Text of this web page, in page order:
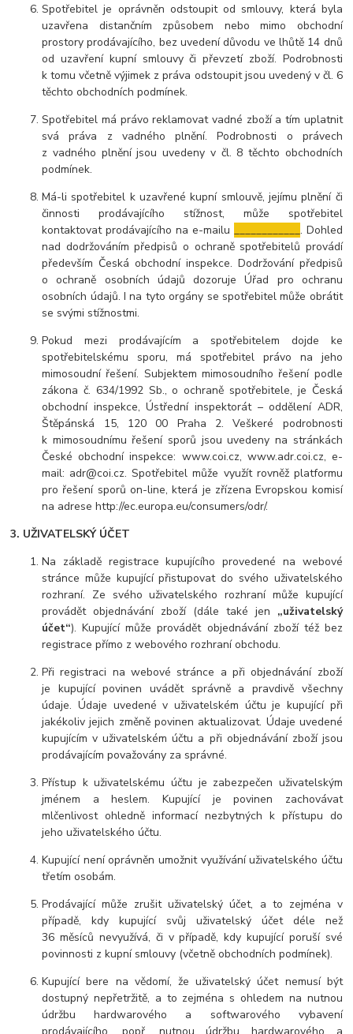
Spotřebitel je oprávněn odstoupit od smlouvy, která byla
uzavřena distančním způsobem nebo mimo obchodní
prostory prodávajícího, bez uvedení důvodu ve lhůtě 14 dnů
od uzavření kupní smlouvy či převzetí zboží. Podrobnosti
k tomu včetně výjimek z práva odstoupit jsou uvedený v čl. 6
těchto obchodních podmínek.
Spotřebitel má právo reklamovat vadné zboží a tím uplatnit
svá práva z vadného plnění. Podrobnosti o právech
z vadného plnění jsou uvedeny v čl. 8 těchto obchodních
podmínek.
Má-li spotřebitel k uzavřené kupní smlouvě, jejímu plnění či
činnosti prodávajícího stížnost, může spotřebitel
kontaktovat prodávajícího na e-mailu
. Dohled
nad dodržováním předpisů o ochraně spotřebitelů provádí
především Česká obchodní inspekce. Dodržování předpisů
o ochraně osobních údajů dozoruje Úřad pro ochranu
osobních údajů. I na tyto orgány se spotřebitel může obrátit
se svými stížnostmi.
Pokud mezi prodávajícím a spotřebitelem dojde ke
spotřebitelskému sporu, má spotřebitel právo na jeho
mimosoudní řešení. Subjektem mimosoudního řešení podle
zákona č. 634/1992 Sb., o ochraně spotřebitele, je Česká
obchodní inspekce, Ústřední inspektorát – oddělení ADR,
Štěpánská 15, 120 00 Praha 2. Veškeré podrobnosti
k mimosoudnímu řešení sporů jsou uvedeny na stránkách
České obchodní inspekce: www.coi.cz, www.adr.coi.cz, e-
mail: adr@coi.cz. Spotřebitel může využít rovněž platformu
pro řešení sporů on-line, která je zřízena Evropskou komisí
na adrese http://ec.europa.eu/consumers/odr/.
3. UŽIVATELSKÝ ÚČET
Na základě registrace kupujícího provedené na webové
stránce může kupující přistupovat do svého uživatelského
rozhraní. Ze svého uživatelského rozhraní může kupující
provádět objednávání zboží (dále také jen „uživatelský
účet“). Kupující může provádět objednávání zboží též bez
registrace přímo z webového rozhraní obchodu.
Při registraci na webové stránce a při objednávání zboží
je kupující povinen uvádět správně a pravdivě všechny
údaje. Údaje uvedené v uživatelském účtu je kupující při
jakékoliv jejich změně povinen aktualizovat. Údaje uvedené
kupujícím v uživatelském účtu a při objednávání zboží jsou
prodávajícím považovány za správné.
Přístup k uživatelskému účtu je zabezpečen uživatelským
jménem a heslem. Kupující je povinen zachovávat
mlčenlivost ohledně informací nezbytných k přístupu do
jeho uživatelského účtu.
Kupující není oprávněn umožnit využívání uživatelského účtu
třetím osobám.
Prodávající může zrušit uživatelský účet, a to zejména v
případě, kdy kupující svůj uživatelský účet déle než
36 měsíců nevyužívá, či v případě, kdy kupující poruší své
povinnosti z kupní smlouvy (včetně obchodních podmínek).
Kupující bere na vědomí, že uživatelský účet nemusí být
dostupný nepřetržitě, a to zejména s ohledem na nutnou
údržbu hardwarového a softwarového vybavení
prodávajícího, popř. nutnou údržbu hardwarového a